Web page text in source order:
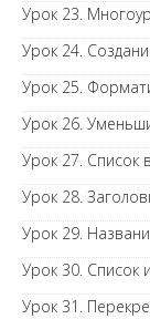
Урок 23.
Урок 24.
Урок 25.
Урок 26.
Урок 27. Список
Урок 28.
Урок 29.
Урок 30. Список
Урок 31.